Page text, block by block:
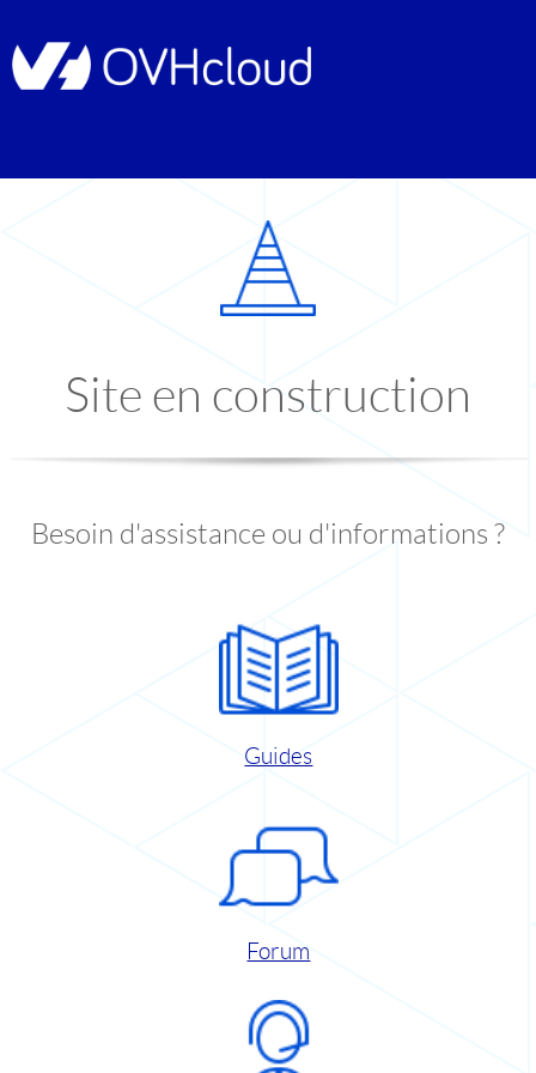
Site en construction
Besoin d'assistance ou d'informations ?
Guides
Forum